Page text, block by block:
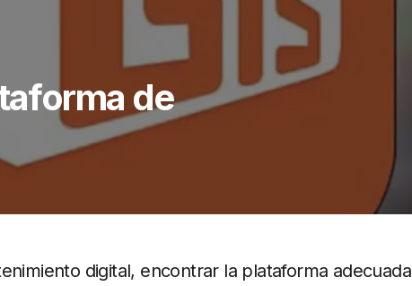
de
digital, encontrar la plataforma adecuada